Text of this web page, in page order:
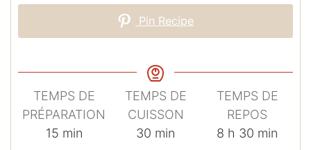
Pin Recipe
TEMPS DE
PRÉPARATION
15minutes
min
TEMPS DE
CUISSON
30 minutes
min
TEMPS DE
REPOS
8 heures
h 30 minutes
min